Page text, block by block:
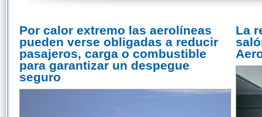
Por calor extremo las aerolíneas
pueden verse obligadas a reducir
pasajeros, carga o combustible
para garantizar un despegue
seguro
La